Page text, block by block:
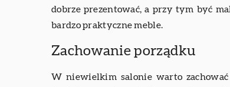
dobrze prezentować, a przy tym być
bardzo praktyczne meble.
Zachowanie porządku
W niewielkim salonie warto